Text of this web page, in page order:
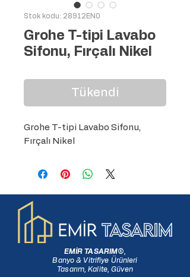
Stok kodu: 28912EN0
Grohe T-tipi Lavabo
Sifonu, Fırçalı Nikel
Tükendi
Grohe T-tipi Lavabo Sifonu,
Fırçalı Nikel
EMİR TASARIM®,
Banyo & Vitrifiye Ürünleri
Tasarım, Kalite, Güven